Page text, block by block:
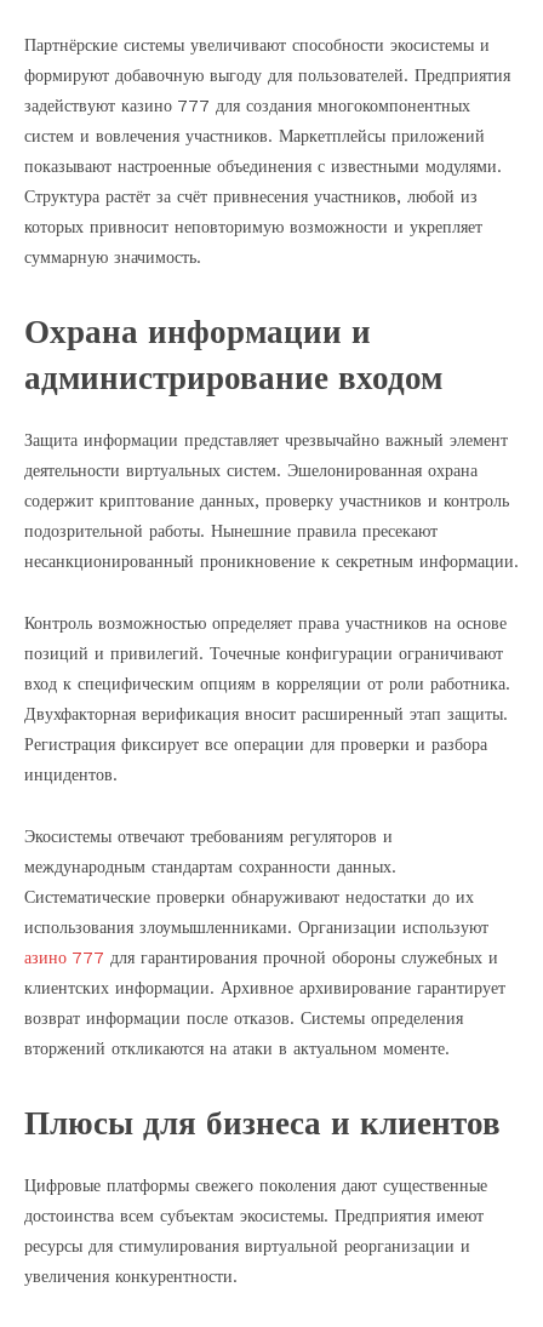
Партнёрские системы увеличивают способности экосистемы и
формируют добавочную выгоду для пользователей. Предприятия
задействуют казино 777 для создания многокомпонентных
систем и вовлечения участников. Маркетплейсы приложений
показывают настроенные объединения с известными модулями.
Структура растёт за счёт привнесения участников, любой из
которых привносит неповторимую возможности и укрепляет
суммарную значимость.
Охрана информации и
администрирование входом
Защита информации представляет чрезвычайно важный элемент
деятельности виртуальных систем. Эшелонированная охрана
содержит криптование данных, проверку участников и контроль
подозрительной работы. Нынешние правила пресекают
несанкционированный проникновение к секретным информации.
Контроль возможностью определяет права участников на основе
позиций и привилегий. Точечные конфигурации ограничивают
вход к специфическим опциям в корреляции от роли работника.
Двухфакторная верификация вносит расширенный этап защиты.
Регистрация фиксирует все операции для проверки и разбора
инцидентов.
Экосистемы отвечают требованиям регуляторов и
международным стандартам сохранности данных.
Систематические проверки обнаруживают недостатки до их
использования злоумышленниками. Организации используют
азино 777 для гарантирования прочной обороны служебных и
клиентских информации. Архивное архивирование гарантирует
возврат информации после отказов. Системы определения
вторжений откликаются на атаки в актуальном моменте.
Плюсы для бизнеса и клиентов
Цифровые платформы свежего поколения дают существенные
достоинства всем субъектам экосистемы. Предприятия имеют
ресурсы для стимулирования виртуальной реорганизации и
увеличения конкурентности.